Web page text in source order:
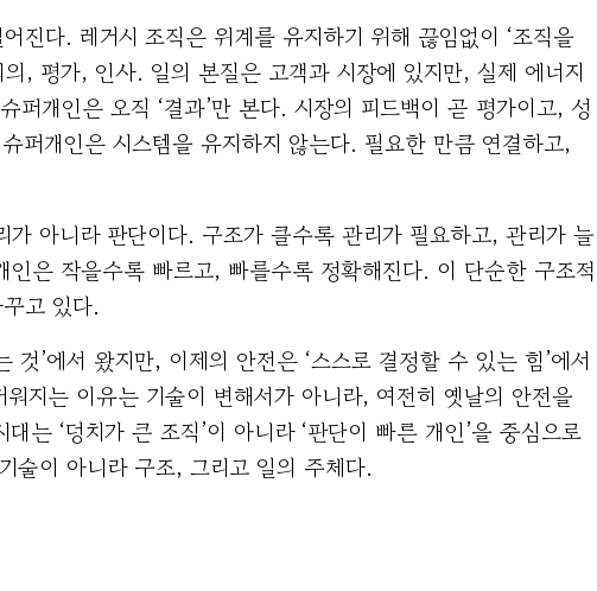
진다. 레거시 조직은 위계를 유지하기 위해 끊임없이 ‘조직을
, 평가, 인사. 일의 본질은 고객과 시장에 있지만, 실제 에너지
퍼개인은 오직 ‘결과’만 본다. 시장의 피드백이 곧 평가이고, 성
퍼개인은 시스템을 유지하지 않는다. 필요한 만큼 연결하고,
아니라 판단이다. 구조가 클수록 관리가 필요하고, 관리가 늘
인은 작을수록 빠르고, 빠를수록 정확해진다. 이 단순한 구조적
고 있다.
것’에서 왔지만, 이제의 안전은 ‘스스로 결정할 수 있는 힘’에서
지는 이유는 기술이 변해서가 아니라, 여전히 옛날의 안전을
는 ‘덩치가 큰 조직’이 아니라 ‘판단이 빠른 개인’을 중심으로
술이 아니라 구조, 그리고 일의 주체다.